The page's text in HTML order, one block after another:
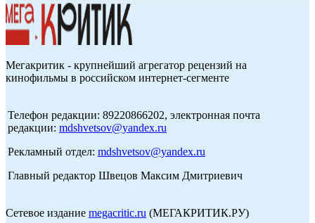
Мегакритик - крупнейший агрегатор рецензий на
кинофильмы в российском интернет-сегменте
Телефон редакции: 89220866202, электронная почта
редакции: mdshvetsov@yandex.ru
Рекламный отдел: mdshvetsov@yandex.ru
Главный редактор Швецов Максим Дмитриевич
Сетевое издание megacritic.ru (МЕГАКРИТИК.РУ)